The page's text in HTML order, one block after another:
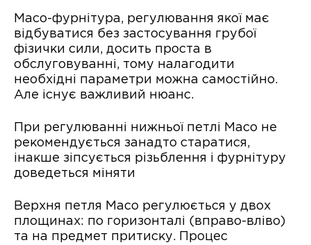
Maco-фурнітура, регулювання якої має
відбуватися без застосування грубої
фізички сили, досить проста в
обслуговуванні, тому налагодити
необхідні параметри можна самостійно.
Але існує важливий нюанс.
При регулюванні нижньої петлі Maco не
рекомендується занадто старатися,
інакше зіпсується різьблення і фурнітуру
доведеться міняти
Верхня петля Maco регулюється у двох
площинах: по горизонталі (вправо-вліво)
та на предмет притиску. Процес